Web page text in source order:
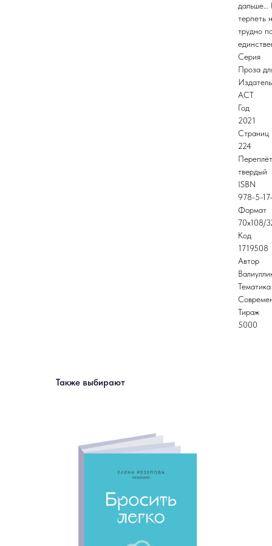
дальше…
терпеть
трудно
Серия
Проза
АСТ
Год
2021
Страниц
224
Переплёт
твердый
ISBN
978-5-
Формат
70x108/
Код
1719508
Автор
Тематика
Тираж
5000
Также выбирают